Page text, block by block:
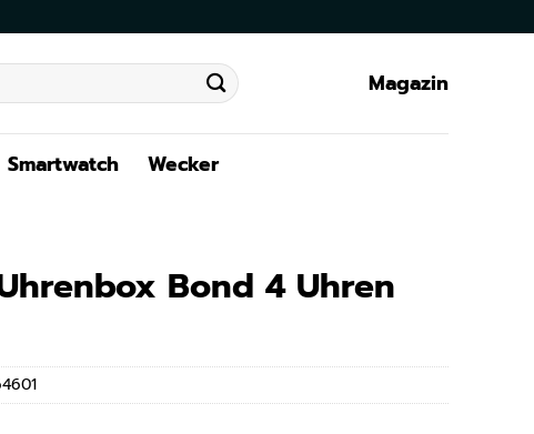
Magazin
Smartwatch Wecker
Bond 4 Uhren